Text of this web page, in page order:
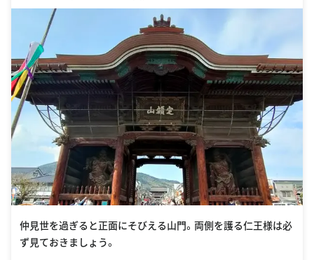
仲見世を過ぎると正面にそびえる山門。両側を護る仁王様は必
ず見ておきましょう。